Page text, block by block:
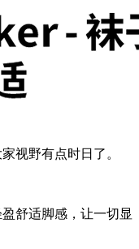
野有点时日了。
舒适脚感，让一切显